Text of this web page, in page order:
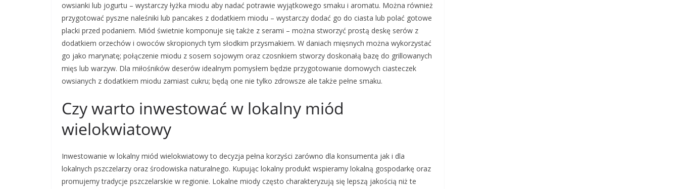
owsianki lub jogurtu – wystarczy łyżka miodu aby nadać potrawie wyjątkowego smaku i aromatu. Można również
przygotować pyszne naleśniki lub pancakes z dodatkiem miodu – wystarczy dodać go do ciasta lub polać gotowe
placki przed podaniem. Miód świetnie komponuje się także z serami – można stworzyć prostą deskę serów z
dodatkiem orzechów i owoców skropionych tym słodkim przysmakiem. W daniach mięsnych można wykorzystać
go jako marynatę; połączenie miodu z sosem sojowym oraz czosnkiem stworzy doskonałą bazę do grillowanych
mięs lub warzyw. Dla miłośników deserów idealnym pomysłem będzie przygotowanie domowych ciasteczek
owsianych z dodatkiem miodu zamiast cukru; będą one nie tylko zdrowsze ale także pełne smaku.
Czy warto inwestować w lokalny miód
wielokwiatowy
Inwestowanie w lokalny miód wielokwiatowy to decyzja pełna korzyści zarówno dla konsumenta jak i dla
lokalnych pszczelarzy oraz środowiska naturalnego. Kupując lokalny produkt wspieramy lokalną gospodarkę oraz
promujemy tradycje pszczelarskie w regionie. Lokalne miody często charakteryzują się lepszą jakością niż te